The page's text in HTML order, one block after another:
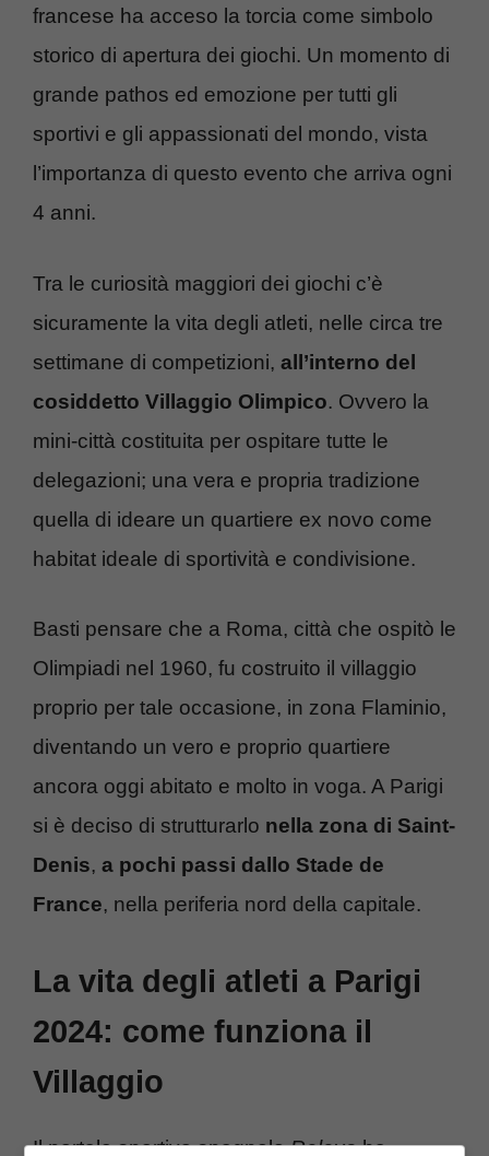
francese ha acceso la torcia come simbolo
storico di apertura dei giochi. Un momento di
grande pathos ed emozione per tutti gli
sportivi e gli appassionati del mondo, vista
l’importanza di questo evento che arriva ogni
4 anni.
Tra le curiosità maggiori dei giochi c’è
sicuramente la vita degli atleti, nelle circa tre
settimane di competizioni, all’interno del
cosiddetto Villaggio Olimpico. Ovvero la
mini-città costituita per ospitare tutte le
delegazioni; una vera e propria tradizione
quella di ideare un quartiere ex novo come
habitat ideale di sportività e condivisione.
Basti pensare che a Roma, città che ospitò le
Olimpiadi nel 1960, fu costruito il villaggio
proprio per tale occasione, in zona Flaminio,
diventando un vero e proprio quartiere
ancora oggi abitato e molto in voga. A Parigi
si è deciso di strutturarlo nella zona di Saint-
Denis, a pochi passi dallo Stade de
France, nella periferia nord della capitale.
La vita degli atleti a Parigi
2024: come funziona il
Villaggio
Il portale sportivo spagnoloRelevoha